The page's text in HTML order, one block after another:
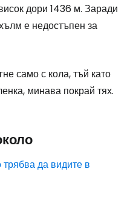
дори 1436 м. Заради
е недостъпен за
само с кола, тъй като
минава покрай тях.
трябва да видите в